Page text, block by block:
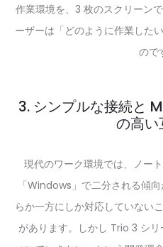
作業環境を、3 枚のスクリーン
ーザーは「どのように作業した
ので
3. シンプルな接続と
の高
現代のワーク環境では、ノー
「Windows」で二分される傾
らか一方にしか対応していない
があります。しかし Trio 3 シ